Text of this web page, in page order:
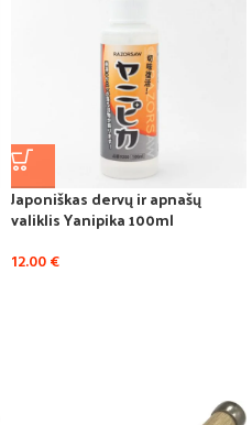
Japoniškas dervų ir apnašų
valiklis Yanipika 100ml
12.00€